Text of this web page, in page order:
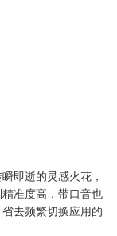
即逝的灵感火花，
准度高，带口音也
去频繁切换应用的